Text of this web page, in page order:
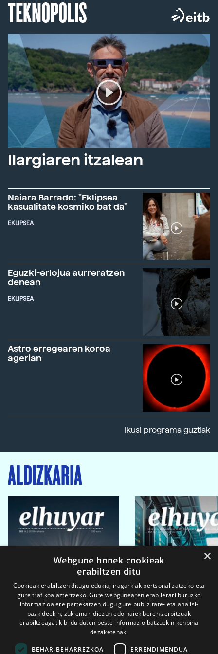
TEKNOPOLIS
Ilargiaren itzalean
Naiara Barrado: "Eklipsea
kasualitate kosmiko bat da"
EKLIPSEA
Eguzki-erlojua aurreratzen
denean
EKLIPSEA
Astro erregearen koroa
agerian
Ikusi programa guztiak
ALDIZKARIA
×
Webgune honek cookieak
erabiltzen ditu
Cookieak erabiltzen ditugu edukia, iragarkiak pertsonalizatzeko eta
gure trafikoa aztertzeko. Gure webgunearen erabilerari buruzko
informazioa ere partekatzen dugu gure publizitate- eta analisi-
bazkideekin, zuk eman diezun edo haiek beren zerbitzuak
erabiltzeagatik bildu duten beste informazio batzuekin konbina
dezaketenak.
BEHAR-BEHARREZKOA ERRENDIMENDUA